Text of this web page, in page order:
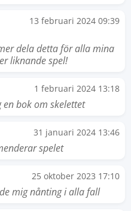
13 februari 2024 09:39
dela detta för alla mina
liknande spel!
1 februari 2024 13:18
en bok om skelettet
31 januari 2024 13:46
spelet
25 oktober 2023 17:10
mig nånting i alla fall